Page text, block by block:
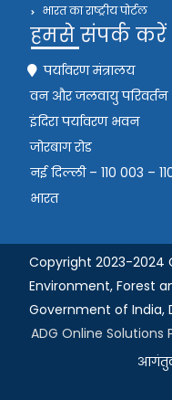
भारत का राष्ट्रीय पोर्टल
हमसे संपर्क करें
पर्यावरण मंत्रालय
वन और जलवायु परिवर्तन
इंदिरा पर्यावरण भवन
जोरबाग रोड
नई दिल्ली – 110 003 –
भारत
Copyright 2023-2024
Environment, Forest
Government of India,
ADG Online Solutions